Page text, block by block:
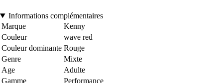
Informations complémentaires
Marque
Kenny
Couleur
wave red
Couleur dominante Rouge
Genre
Mixte
Age
Adulte
Gamme
Performance